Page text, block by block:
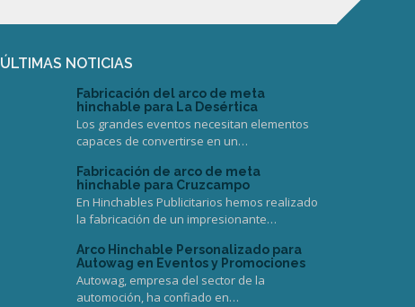
ÚLTIMAS NOTICIAS
Fabricación del arco de meta
hinchable para La Desértica
Los grandes eventos necesitan elementos
capaces de convertirse en un…
Fabricación de arco de meta
hinchable para Cruzcampo
En Hinchables Publicitarios hemos realizado
la fabricación de un impresionante…
Arco Hinchable Personalizado para
Autowag en Eventos y Promociones
Autowag, empresa del sector de la
automoción, ha confiado en…